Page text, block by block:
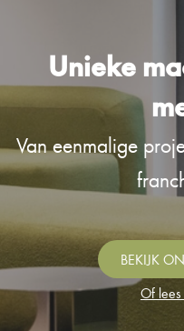
Unieke
Van eenmalige
BEKIJK
Of